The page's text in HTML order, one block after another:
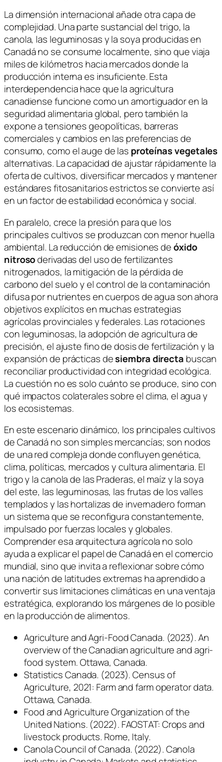
La dimensión internacional añade otra capa de
complejidad. Una parte sustancial del trigo, la
canola, las leguminosas y la soya producidas en
Canadá no se consume localmente, sino que viaja
miles de kilómetros hacia mercados donde la
producción interna es insuficiente. Esta
interdependencia hace que la agricultura
canadiense funcione como un amortiguador en la
seguridad alimentaria global, pero también la
expone a tensiones geopolíticas, barreras
comerciales y cambios en las preferencias de
consumo, como el auge de las proteínas vegetales
alternativas. La capacidad de ajustar rápidamente la
oferta de cultivos, diversificar mercados y mantener
estándares fitosanitarios estrictos se convierte así
en un factor de estabilidad económica y social.
En paralelo, crece la presión para que los
principales cultivos se produzcan con menor huella
ambiental. La reducción de emisiones deóxido
nitrosoderivadas del uso de fertilizantes
nitrogenados, la mitigación de la pérdida de
carbono del suelo y el control de la contaminación
difusa por nutrientes en cuerpos de agua son ahora
objetivos explícitos en muchas estrategias
agrícolas provinciales y federales. Las rotaciones
con leguminosas, la adopción de agricultura de
precisión, el ajuste fino de dosis de fertilización y la
expansión de prácticas desiembra directa buscan
reconciliar productividad con integridad ecológica.
La cuestión no es solo cuánto se produce, sino con
qué impactos colaterales sobre el clima, el agua y
los ecosistemas.
En este escenario dinámico, los principales cultivos
de Canadá no son simples mercancías; son nodos
de una red compleja donde confluyen genética,
clima, políticas, mercados y cultura alimentaria. El
trigo y la canola de las Praderas, el maíz y la soya
del este, las leguminosas, las frutas de los valles
templados y las hortalizas de invernadero forman
un sistema que se reconfigura constantemente,
impulsado por fuerzas locales y globales.
Comprender esa arquitectura agrícola no solo
ayuda a explicar el papel de Canadá en el comercio
mundial, sino que invita a reflexionar sobre cómo
una nación de latitudes extremas ha aprendido a
convertir sus limitaciones climáticas en una ventaja
estratégica, explorando los márgenes de lo posible
en la producción de alimentos.
Agriculture and Agri-Food Canada. (2023).An
overview of the Canadian agriculture and agri-
food system. Ottawa, Canada.
Statistics Canada. (2023).Census of
Agriculture, 2021: Farm and farm operator data.
Ottawa, Canada.
Food and Agriculture Organization of the
United Nations. (2022). FAOSTAT: Crops and
livestock products. Rome, Italy.
Canola Council of Canada. (2022).Canola